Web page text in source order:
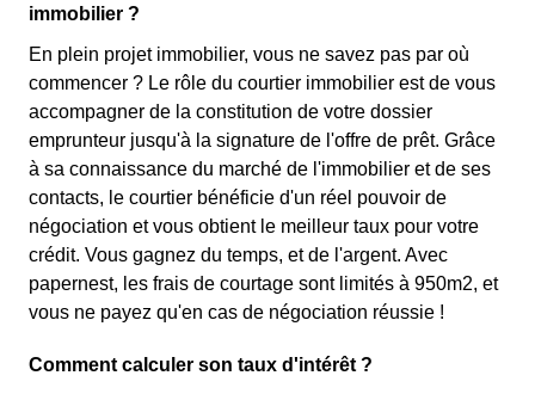
immobilier ?
En plein projet immobilier, vous ne savez pas par où
commencer ? Le rôle du courtier immobilier est de vous
accompagner de la constitution de votre dossier
emprunteur jusqu'à la signature de l'offre de prêt. Grâce
à sa connaissance du marché de l'immobilier et de ses
contacts, le courtier bénéficie d'un réel pouvoir de
négociation et vous obtient le meilleur taux pour votre
crédit. Vous gagnez du temps, et de l'argent. Avec
papernest, les frais de courtage sont limités à 950m2, et
vous ne payez qu'en cas de négociation réussie !
Comment calculer son taux d'intérêt ?